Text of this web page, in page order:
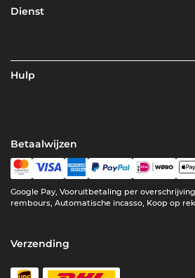
Dienst
Hulp
Betaalwijzen
Google Pay, Vooruitbetaling per
rembours, Automatische incasso, Koop op
Verzending